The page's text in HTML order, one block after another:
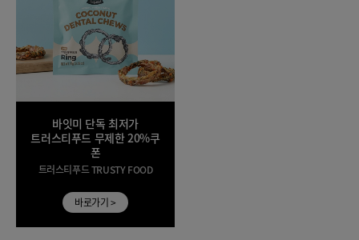
바잇미 단독 최저가
트러스티푸드 무제한 20%쿠
폰
트러스티푸드 TRUSTY FOOD
바로가기 >